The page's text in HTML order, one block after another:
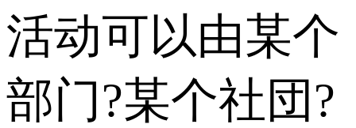
活动可以由某个
部门?某个社団?